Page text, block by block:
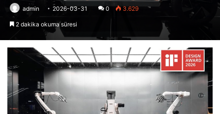
admin 2026-03-31 0 3.629
2 dakika okuma süresi